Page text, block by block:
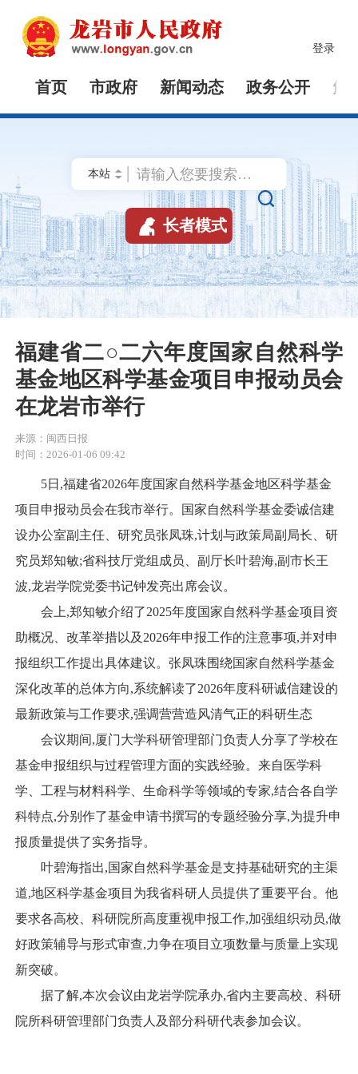
登录
首页 市政府 新闻动态 政务公开 解

 长者模式
福建省二○二六年度国家自然科学
基金地区科学基金项目申报动员会
在龙岩市举行
来源：闽西日报
时间：2026-01-06 09:42
5日,福建省2026年度国家自然科学基金地区科学基金
项目申报动员会在我市举行。国家自然科学基金委诚信建
设办公室副主任、研究员张凤珠,计划与政策局副局长、研
究员郑知敏;省科技厅党组成员、副厅长叶碧海,副市长王
波,龙岩学院党委书记钟发亮出席会议。
会上,郑知敏介绍了2025年度国家自然科学基金项目资
助概况、改革举措以及2026年申报工作的注意事项,并对申
报组织工作提出具体建议。张凤珠围绕国家自然科学基金
深化改革的总体方向,系统解读了2026年度科研诚信建设的
最新政策与工作要求,强调营营造风清气正的科研生态
会议期间,厦门大学科研管理部门负责人分享了学校在
基金申报组织与过程管理方面的实践经验。来自医学科
学、工程与材料科学、生命科学等领域的专家,结合各自学
科特点,分别作了基金申请书撰写的专题经验分享,为提升申
报质量提供了实务指导。
叶碧海指出,国家自然科学基金是支持基础研究的主渠
道,地区科学基金项目为我省科研人员提供了重要平台。他
要求各高校、科研院所高度重视申报工作,加强组织动员,做
好政策辅导与形式审查,力争在项目立项数量与质量上实现
新突破。
据了解,本次会议由龙岩学院承办,省内主要高校、科研
院所科研管理部门负责人及部分科研代表参加会议。